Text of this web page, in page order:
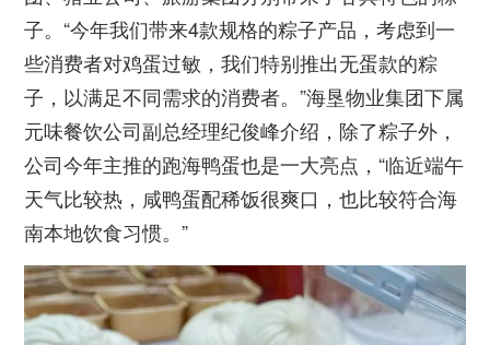
子。“今年我们带来4款规格的粽子产品，考虑到一
些消费者对鸡蛋过敏，我们特别推出无蛋款的粽
子，以满足不同需求的消费者。”海垦物业集团下属
元味餐饮公司副总经理纪俊峰介绍，除了粽子外，
公司今年主推的跑海鸭蛋也是一大亮点，“临近端午
天气比较热，咸鸭蛋配稀饭很爽口，也比较符合海
南本地饮食习惯。”